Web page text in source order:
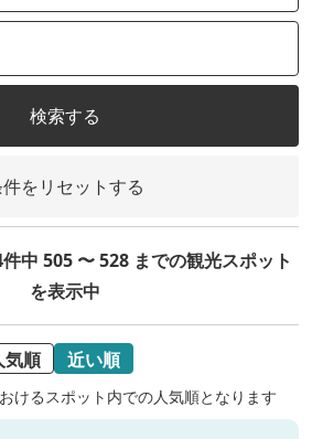
検索する
をリセットする
中 505 〜 528 までの観光スポット
を表示中
気順 近い順
けるスポット内での人気順となります